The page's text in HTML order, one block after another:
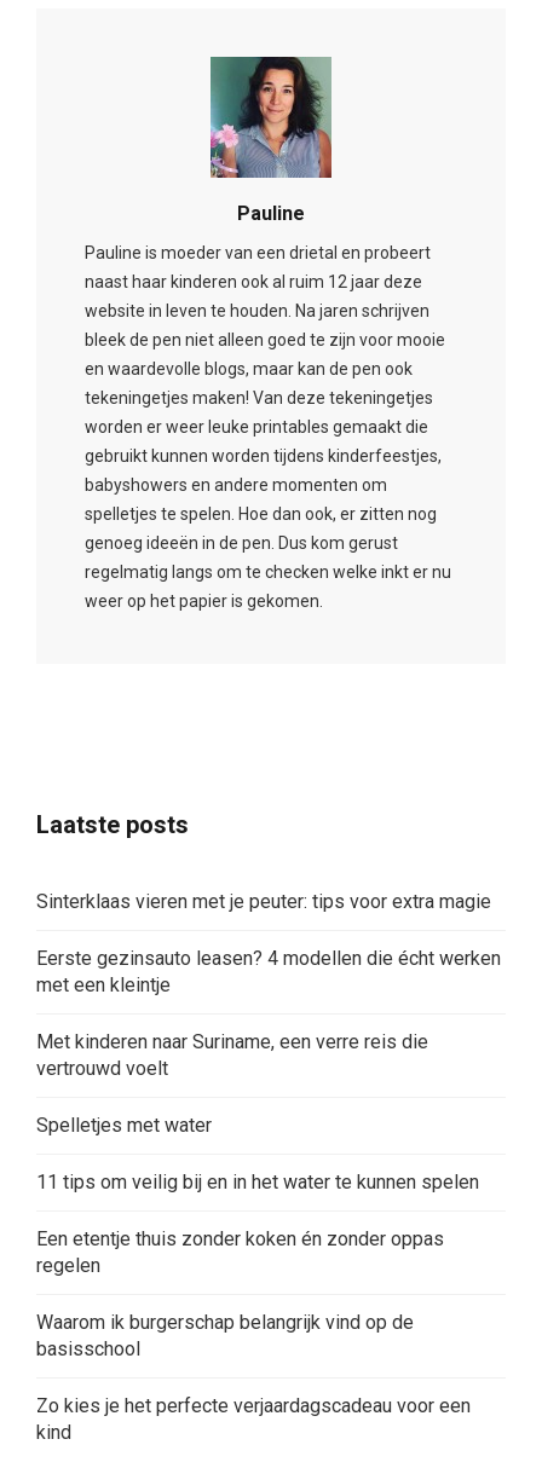
Pauline
Pauline is moeder van een drietal en probeert
naast haar kinderen ook al ruim 12 jaar deze
website in leven te houden. Na jaren schrijven
bleek de pen niet alleen goed te zijn voor mooie
en waardevolle blogs, maar kan de pen ook
tekeningetjes maken! Van deze tekeningetjes
worden er weer leuke printables gemaakt die
gebruikt kunnen worden tijdens kinderfeestjes,
babyshowers en andere momenten om
spelletjes te spelen. Hoe dan ook, er zitten nog
genoeg ideeën in de pen. Dus kom gerust
regelmatig langs om te checken welke inkt er nu
weer op het papier is gekomen.
Laatste posts
Sinterklaas vieren met je peuter: tips voor extra magie
Eerste gezinsauto leasen? 4 modellen die écht werken
met een kleintje
Met kinderen naar Suriname, een verre reis die
vertrouwd voelt
Spelletjes met water
11 tips om veilig bij en in het water te kunnen spelen
Een etentje thuis zonder koken én zonder oppas
regelen
Waarom ik burgerschap belangrijk vind op de
basisschool
Zo kies je het perfecte verjaardagscadeau voor een
kind